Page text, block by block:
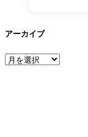
アーカイブ
ア